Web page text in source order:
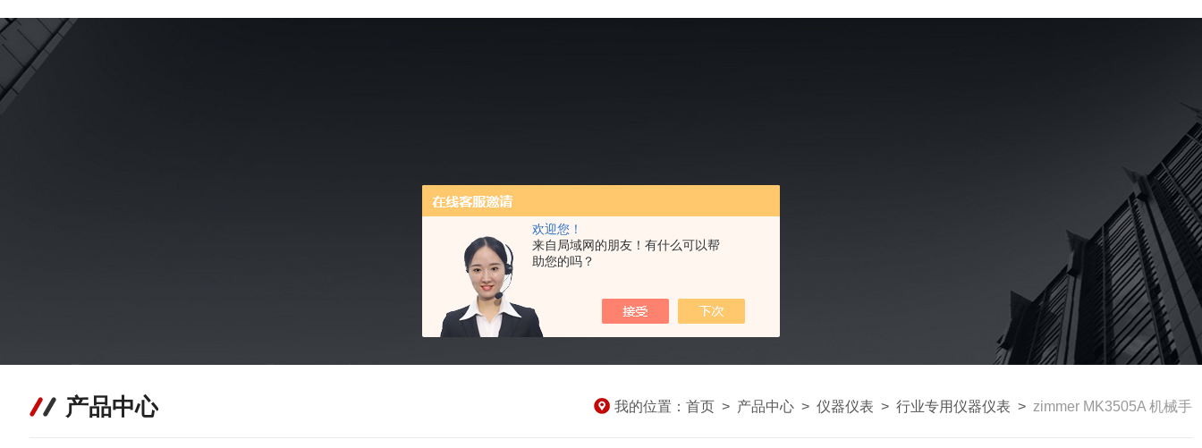
欢迎您！
来自局域网的朋友！有什么可以帮
助您的吗？
产品中心 我的位置： 首页 > 产品中心 > 仪器仪表 > 行业专用仪器仪表 > zimmer MK3505A 机械手